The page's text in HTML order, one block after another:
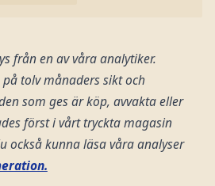
från en av våra analytiker.
tolv månaders sikt och
som ges är köp, avvakta eller
först i vårt tryckta magasin
också kunna läsa våra analyser